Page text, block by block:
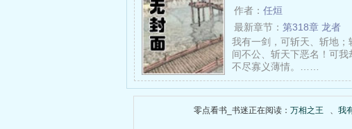
作者： 任烜
最新章节： 第318章 龙者
我有一剑，可斩天、斩地
间不公、斩天下恶名！可
不尽寡义薄情。……
零点看书_书迷正在阅读： 万相之王 、 我